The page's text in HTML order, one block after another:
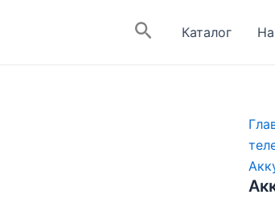
ПоискКаталог